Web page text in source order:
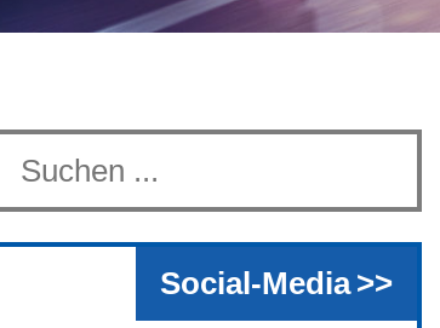
Social-Media